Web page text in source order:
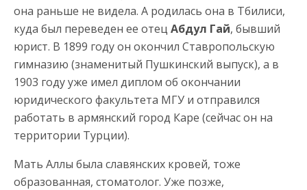
она раньше не видела. А родилась она в Тбилиси,
куда был переведен ее отец Абдул Гай, бывший
юрист. В 1899 году он окончил Ставропольскую
гимназию (знаменитый Пушкинский выпуск), а в
1903 году уже имел диплом об окончании
юридического факультета МГУ и отправился
работать в армянский город Каре (сейчас он на
территории Турции).
Мать Аллы была славянских кровей, тоже
образованная, стоматолог. Уже позже,